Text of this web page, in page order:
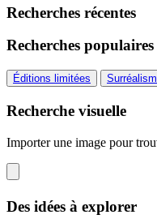
Recherches récentes
Recherches populaires
Éditions limitées
Recherche visuelle
Importer une image pour
Des idées à explorer